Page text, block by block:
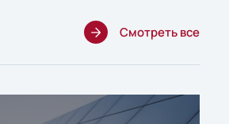
Смотреть все